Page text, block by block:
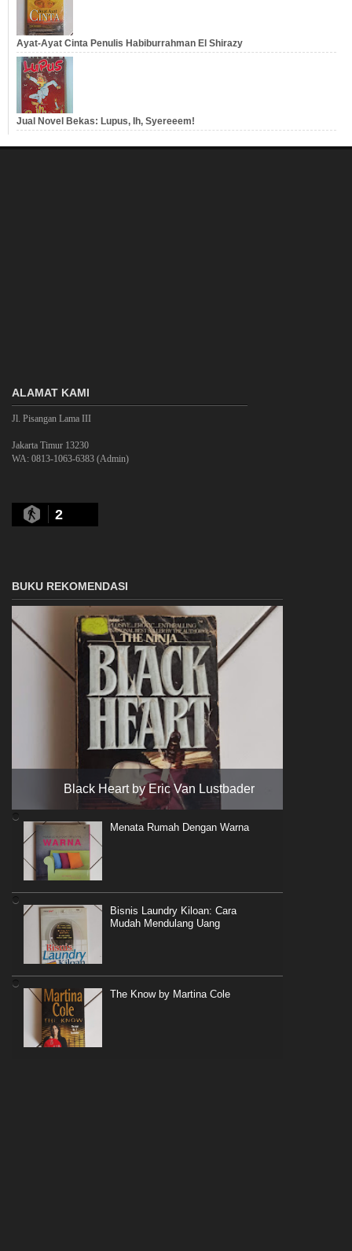
Ayat-Ayat Cinta Penulis Habiburrahman El Shirazy
Jual Novel Bekas: Lupus, Ih, Syereeem!
ALAMAT KAMI
Jl. Pisangan Lama III
Jakarta Timur 13230
WA: 0813-1063-6383 (Admin)
2
BUKU REKOMENDASI
Black Heart by Eric Van Lustbader
Menata Rumah Dengan Warna
Bisnis Laundry Kiloan: Cara
Mudah Mendulang Uang
The Know by Martina Cole